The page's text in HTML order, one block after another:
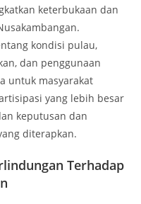
keterbukaan dan
kondisi pulau,
dan penggunaan
untuk masyarakat
yang lebih besar
keputusan dan
diterapkan.
Terhadap